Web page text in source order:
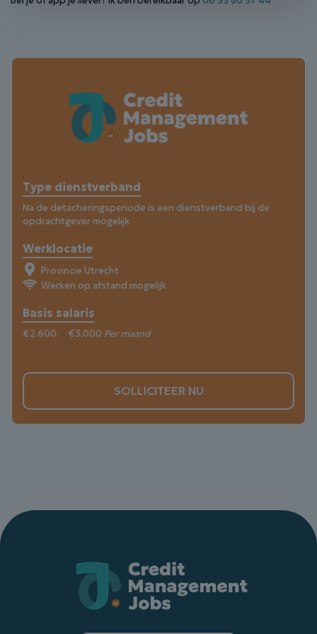
Type dienstverband
Na de detacheringsperiode is een dienstverband bij de
opdrachtgever mogelijk
Werklocatie
Provincie Utrecht
Werken op afstand mogelijk
Basis salaris
€2.600 - €3.000 Per maand
SOLLICITEER NU